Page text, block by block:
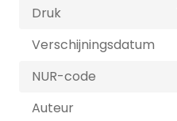
Druk
Verschijningsdatum
NUR-code
Auteur